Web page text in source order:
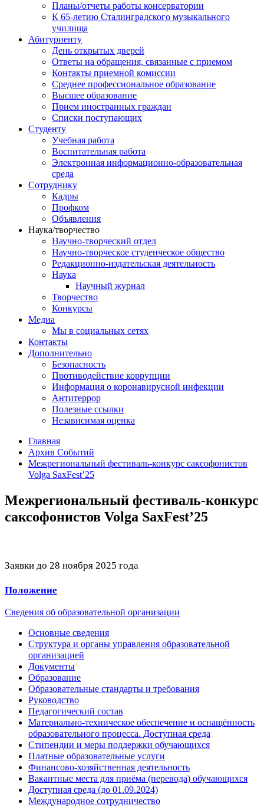
Планы/отчеты работы консерватории
К 65-летию Сталинградского музыкального
училища
Абитуриенту
День открытых дверей
Ответы на обращения, связанные с приемом
Контакты приемной комиссии
Среднее профессиональное образование
Высшее образование
Прием иностранных граждан
Списки поступающих
Студенту
Учебная работа
Воспитательная работа
Электронная информационно-образовательная
среда
Сотруднику
Кадры
Профком
Объявления
Наука/творчество
Научно-творческий отдел
Научно-творческое студенческое общество
Редакционно-издательская деятельность
Наука
Научный журнал
Творчество
Конкурсы
Медиа
Мы в социальных сетях
Контакты
Дополнительно
Безопасность
Противодействие коррупции
Информация о коронавирусной инфекции
Антитеррор
Полезные ссылки
Независимая оценка
Главная
Архив Событий
Межрегиональный фестиваль-конкурс саксофонистов
Volga SaxFest’25
Межрегиональный фестиваль-конкурс
саксофонистов Volga SaxFest’25
Заявки до 28 ноября 2025 года
Положение
Сведения об образовательной организации
Основные сведения
Структура и органы управления образовательной
организацией
Документы
Образование
Образовательные стандарты и требования
Руководство
Педагогический состав
Материально-техническое обеспечение и оснащённость
образовательного процесса. Доступная среда
Стипендии и меры поддержки обучающихся
Платные образовательные услуги
Финансово-хозяйственная деятельность
Вакантные места для приёма (перевода) обучающихся
Доступная среда (до 01.09.2024)
Международное сотрудничество